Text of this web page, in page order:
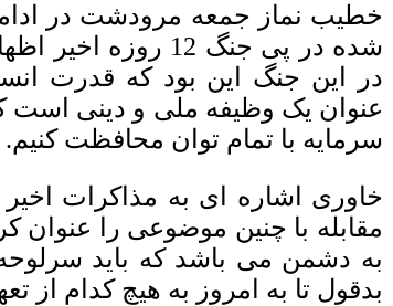
خطیب نماز جمعه مرودشت در ادامه
شده در پی جنگ 12
در این جنگ این بود که قدرت
عنوان یک وظیفه ملی و دینی است
سرمایه با تمام توان محافظت کنیم.
مقابله با چنین موضوعی را عنوان
به دشمن می باشد که باید
بدقول تا به امروز به هیچ کدام از